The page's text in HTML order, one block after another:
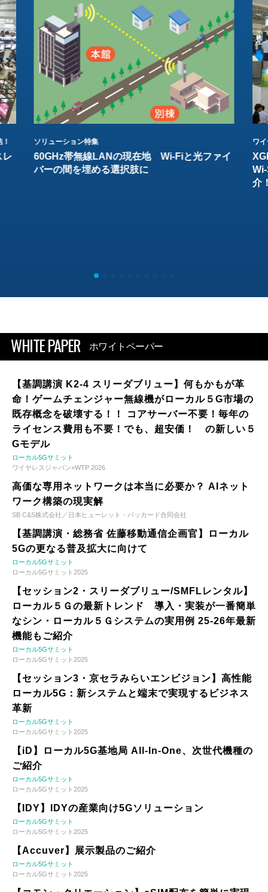
レ
ソリューション特集
60GHz帯無線LANの現在地 Wi-Fiと光ファイ
バーの間を埋める選択肢に
ワ
介
WHITE PAPER ホワイトペーパー
【基調講演 K2-4 スリーダブリュー】何もかもが革
命！ゲームチェンジャー無線機がローカル５G市場の
既存概念を破壊する！！ コアサーバー不要！毎年の
ライセンス費用も不要！でも、超安価！ の新しい５
Gモデル
ローカル5Gサミット
ワイヤレスジャパン×WTP 2026
高価な専用ネットワークは本当に必要か？ AIネット
ワーク構築の現実解
SB C&S株式会社／日本ヒューレット・パッカード合同会社
【基調講演・総務省 佐藤移動通信企画官】ローカル
5Gの更なる普及拡大に向けて
ローカル5Gサミット
ローカル5Gサミット2025
【セッション2・スリーダブリュー/SMFLレンタル】
ローカル５Ｇの最新トレンド 導入・実装が一番簡単
なシン・ローカル５Ｇシステムの実用例 25-26年最新
機能もご紹介
ローカル5Gサミット
ローカル5Gサミット2025
【セッション3・京セラみらいエンビジョン】高性能
ローカル5G：新システムと端末で実現するビジネス
革新
ローカル5Gサミット
ローカル5Gサミット2025
【iD】ローカル5G基地局 All-In-One、次世代機種の
ご紹介
ローカル5Gサミット
ローカル5Gサミット2025
【IDY】IDYの産業向け5Gソリューション
ローカル5Gサミット
ローカル5Gサミット2025
【Accuver】展示製品のご紹介
ローカル5Gサミット
ローカル5Gサミット2025